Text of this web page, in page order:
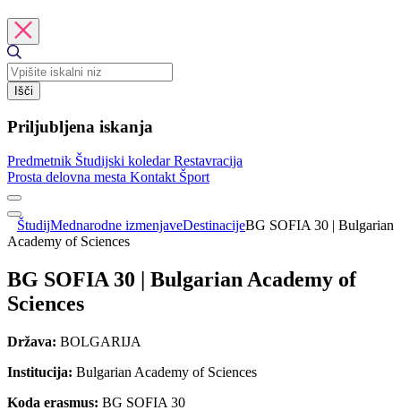
Išči
Priljubljena iskanja
Predmetnik Študijski koledarRestavracija
Prosta delovna mesta Kontakt Šport
ŠtudijMednarodne izmenjaveDestinacijeBG SOFIA 30 | Bulgarian
Academy of Sciences
BG SOFIA 30 | Bulgarian Academy of
Sciences
Država: BOLGARIJA
Institucija: Bulgarian Academy of Sciences
Koda erasmus: BG SOFIA 30